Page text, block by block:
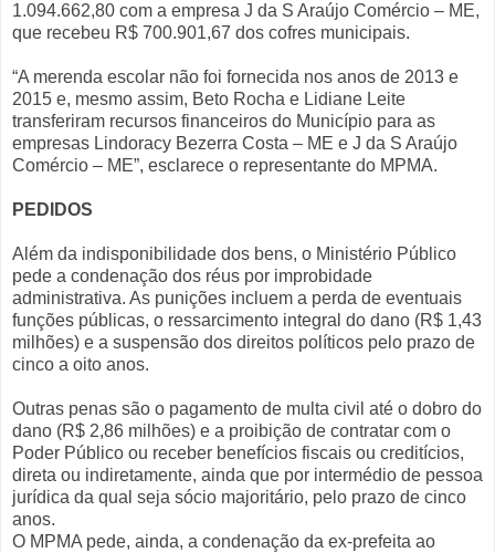
1.094.662,80 com a empresa J da S Araújo Comércio – ME,
que recebeu R$ 700.901,67 dos cofres municipais.
“A merenda escolar não foi fornecida nos anos de 2013 e
2015 e, mesmo assim, Beto Rocha e Lidiane Leite
transferiram recursos financeiros do Município para as
empresas Lindoracy Bezerra Costa – ME e J da S Araújo
Comércio – ME”, esclarece o representante do MPMA.
PEDIDOS
Além da indisponibilidade dos bens, o Ministério Público
pede a condenação dos réus por improbidade
administrativa. As punições incluem a perda de eventuais
funções públicas, o ressarcimento integral do dano (R$ 1,43
milhões) e a suspensão dos direitos políticos pelo prazo de
cinco a oito anos.
Outras penas são o pagamento de multa civil até o dobro do
dano (R$ 2,86 milhões) e a proibição de contratar com o
Poder Público ou receber benefícios fiscais ou creditícios,
direta ou indiretamente, ainda que por intermédio de pessoa
jurídica da qual seja sócio majoritário, pelo prazo de cinco
anos.
O MPMA pede, ainda, a condenação da ex-prefeita ao